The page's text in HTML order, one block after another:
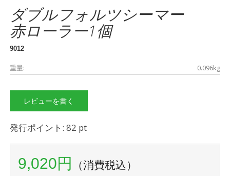
ダブルフォルツシーマー
赤ローラー1個
9012
重量: 0.096kg
レビューを書く
発行ポイント: 82 pt
9,020円 （消費税込）